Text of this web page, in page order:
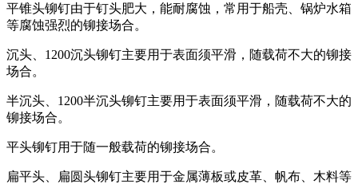
平锥头铆钉由于钉头肥大，能耐腐蚀，常用于船壳、锅炉水箱
等腐蚀强烈的铆接场合。
沉头、1200沉头铆钉主要用于表面须平滑，随载荷不大的铆接
场合。
半沉头、1200半沉头铆钉主要用于表面须平滑，随载荷不大的
铆接场合。
平头铆钉用于随一般载荷的铆接场合。
扁平头、扁圆头铆钉主要用于金属薄板或皮革、帆布、木料等